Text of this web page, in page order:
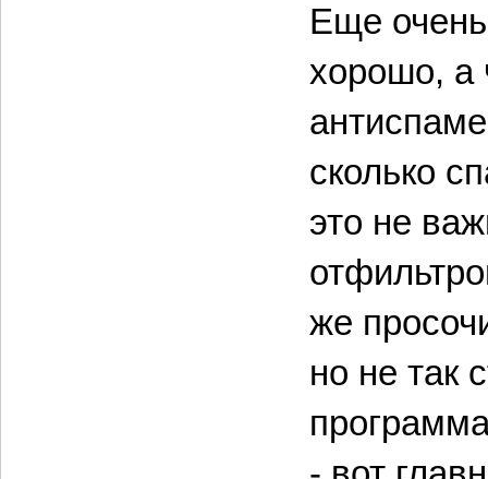
Еще
хорошо, а
сколько
это не
же
но не так